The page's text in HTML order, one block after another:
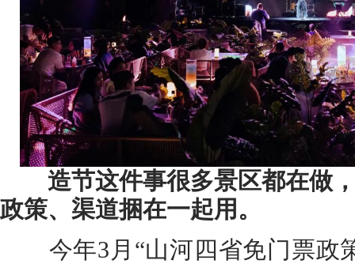
造节这件事很多景区都在做
政策、渠道捆在一起用。
今年3月“山河四省免门票政